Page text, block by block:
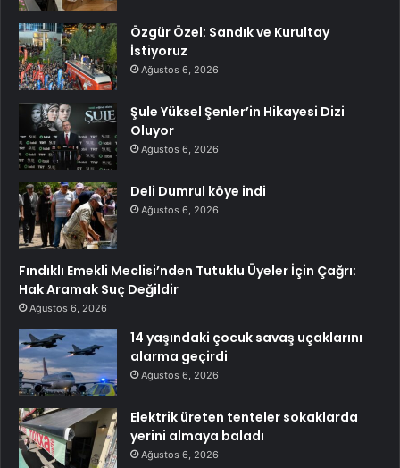
Özgür Özel: Sandık ve Kurultay
İstiyoruz
Ağustos 6, 2026
Şule Yüksel Şenler’in Hikayesi Dizi
Oluyor
Ağustos 6, 2026
Deli Dumrul köye indi
Ağustos 6, 2026
Fındıklı Emekli Meclisi’nden Tutuklu Üyeler İçin Çağrı:
Hak Aramak Suç Değildir
Ağustos 6, 2026
14 yaşındaki çocuk savaş uçaklarını
alarma geçirdi
Ağustos 6, 2026
Elektrik üreten tenteler sokaklarda
yerini almaya baladı
Ağustos 6, 2026